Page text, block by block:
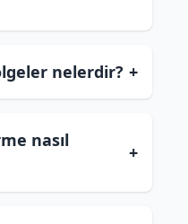
nelerdir? +
nasıl
+